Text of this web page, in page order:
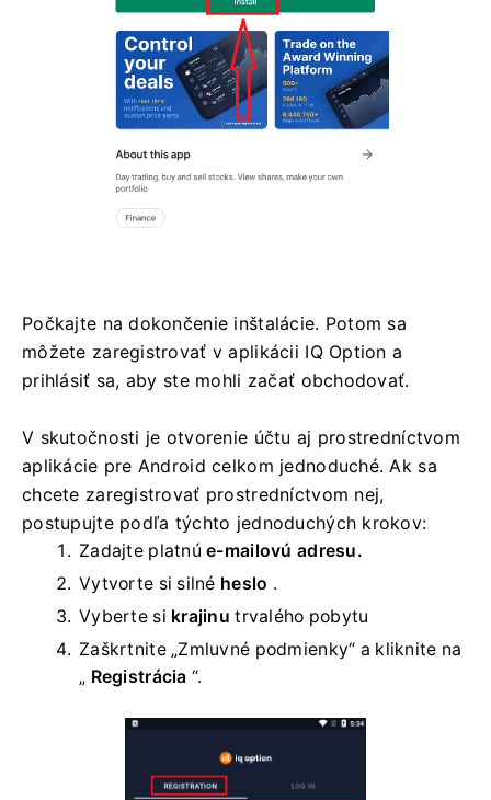
Počkajte na dokončenie inštalácie. Potom sa
môžete zaregistrovať v aplikácii IQ Option a
prihlásiť sa, aby ste mohli začať obchodovať.
V skutočnosti je otvorenie účtu aj prostredníctvom
aplikácie pre Android celkom jednoduché. Ak sa
chcete zaregistrovať prostredníctvom nej,
postupujte podľa týchto jednoduchých krokov:
Zadajte platnúe-mailovú adresu.
Vytvorte si silné heslo .
Vyberte si krajinu trvalého pobytu
Zaškrtnite „Zmluvné podmienky“ a kliknite na
„ Registrácia “.